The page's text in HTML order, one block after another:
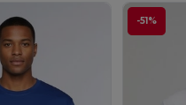
-51%